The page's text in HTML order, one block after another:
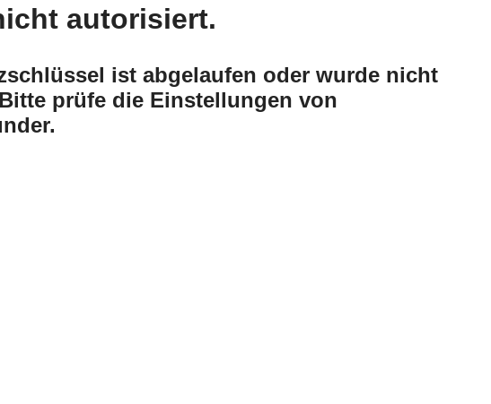
autorisiert.
ist abgelaufen oder wurde nicht
prüfe die Einstellungen von